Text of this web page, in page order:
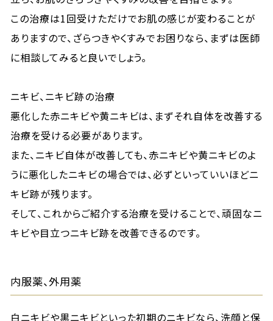
この治療は1回受けただけでお肌の感じが変わることが
ありますので、ざらつきやくすみでお困りなら、まずは医師
に相談してみると良いでしょう。
ニキビ、ニキビ跡の治療
悪化した赤ニキビや黄ニキビは、まずそれ自体を改善する
治療を受ける必要があります。
また、ニキビ自体が改善しても、赤ニキビや黄ニキビのよ
うに悪化したニキビの場合では、必ずといっていいほどニ
キビ跡が残ります。
そして、これからご紹介する治療を受けることで、頑固なニ
キビや目立つニキビ跡を改善できるのです。
内服薬、外用薬
白ニキビや黒ニキビといった初期のニキビなら、洗顔と保